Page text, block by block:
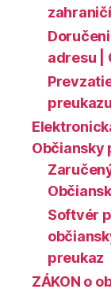
adresu |
Občiansky
Softvér
preukaz
ZÁKON o